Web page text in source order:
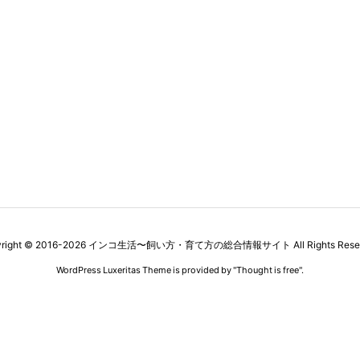
© 2016-2026 インコ生活〜飼い方・育て方の総合情報サイト All Rights
WordPress Luxeritas Theme is provided by "Thought is free".